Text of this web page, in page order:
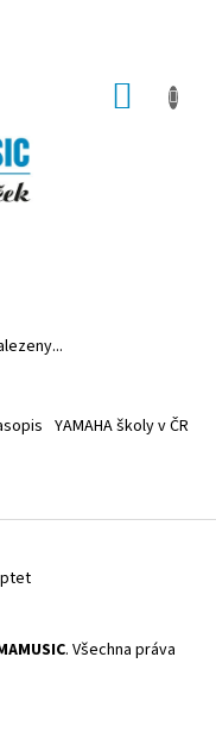
YAMAHA školy v ČR
. Všechna práva